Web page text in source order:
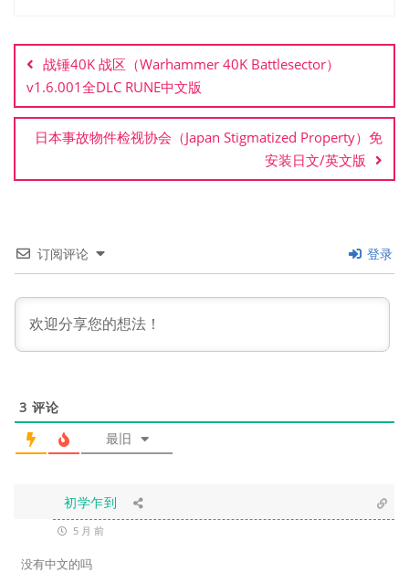
章
导
航
战锤40K 战区（Warhammer 40K Battlesector）
v1.6.001全DLC RUNE中文版
日本事故物件检视协会（Japan Stigmatized Property）免
安装日文/英文版
订阅评论 登录
3 评论
最旧
初学乍到
5 月 前
没有中文的吗